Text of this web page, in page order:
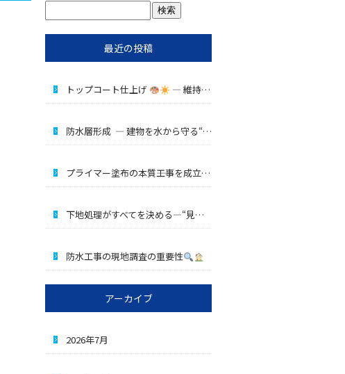
最近の投稿
トップコート仕上げ ― 維持するための最終工程 ―
防水層形成 ― 建物を水から守る“核心工程” ―
プライマー塗布の本質――工事を成立させる“縁の下の主役”
下地処理がすべてを決める―“見えない品質”の正体
防水工事の現地調査の重要性
アーカイブ
2026年7月